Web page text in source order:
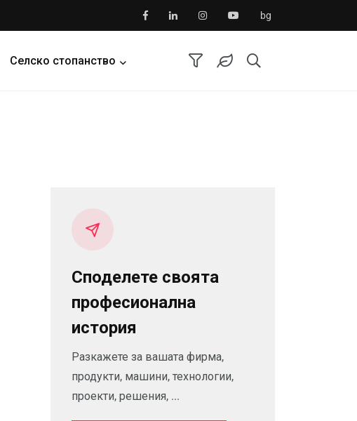
bg
Селско стопанство
Споделете своята
професионална
история
Разкажете за вашата фирма,
продукти, машини, технологии,
проекти, решения, ...